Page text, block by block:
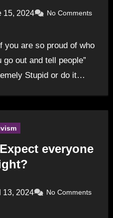
15, 2024 No Comments
you are so proud of who
go out and tell people”
Stupid or do it…
everyone
13, 2024 No Comments